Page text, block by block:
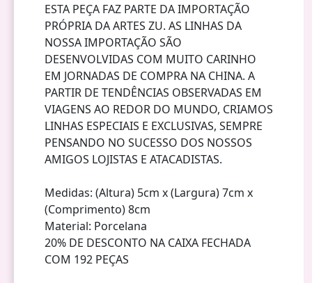
ESTA PEÇA FAZ PARTE DA IMPORTAÇÃO
PRÓPRIA DA ARTES ZU. AS LINHAS DA
NOSSA IMPORTAÇÃO SÃO
DESENVOLVIDAS COM MUITO CARINHO
EM JORNADAS DE COMPRA NA CHINA. A
PARTIR DE TENDÊNCIAS OBSERVADAS EM
VIAGENS AO REDOR DO MUNDO, CRIAMOS
LINHAS ESPECIAIS E EXCLUSIVAS, SEMPRE
PENSANDO NO SUCESSO DOS NOSSOS
AMIGOS LOJISTAS E ATACADISTAS.
Medidas: (Altura) 5cm x (Largura) 7cm x
(Comprimento) 8cm
Material: Porcelana
20% DE DESCONTO NA CAIXA FECHADA
COM 192 PEÇAS